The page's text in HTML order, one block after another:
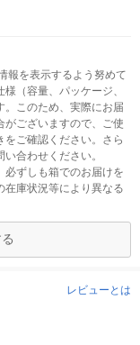
報を表示するよう努めて
（容量、パッケージ、
。このため、実際にお届
がございますので、ご使
ご確認ください。さら
合わせください。
必ずしも箱でのお届けを
在庫状況等により異なる
レビューとは